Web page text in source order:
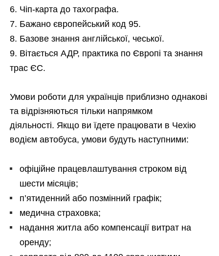
Чіп-карта до тахографа.
Бажано європейський код 95.
Базове знання англійської, чеської.
Вітається АДР, практика по Європі та знання
трас ЄС.
Умови роботи для українців приблизно однакові
та відрізняються тільки напрямком
діяльності. Якщо ви їдете працювати в Чехію
водієм автобуса, умови будуть наступними:
офіційне працевлаштування строком від
шести місяців;
п’ятиденний або позмінний графік;
медична страховка;
надання житла або компенсації витрат на
оренду;